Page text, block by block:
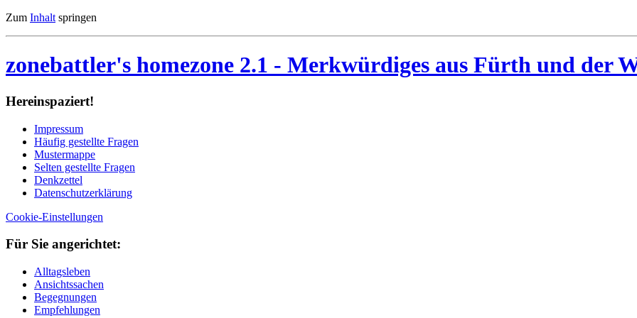
Zum Inhalt springen
zonebattler's homezone 2.1 - Merkwürdiges aus Fürth und der
Her­ein­spa­ziert!
Im­pres­sum
Häu­fig ge­stell­te Fra­gen
Mu­ster­map­pe
Sel­ten ge­stell­te Fra­gen
Denk­zet­tel
Da­ten­schutz­er­klä­rung
Cookie-Einstellungen
Für Sie an­ge­rich­tet:
Alltagsleben
Ansichtssachen
Begegnungen
Empfehlungen